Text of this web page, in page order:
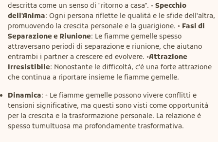
descritta come un senso di "ritorno a casa". ◦ Specchio
dell'Anima: Ogni persona riflette le qualità e le sfide dell'altra,
promuovendo la crescita personale e la guarigione. ◦ Fasi di
Separazione e Riunione: Le fiamme gemelle spesso
attraversano periodi di separazione e riunione, che aiutano
entrambi i partner a crescere ed evolvere. ◦Attrazione
Irresistibile: Nonostante le difficoltà, c'è una forte attrazione
che continua a riportare insieme le fiamme gemelle.
Dinamica: ◦ Le fiamme gemelle possono vivere conflitti e
tensioni significative, ma questi sono visti come opportunità
per la crescita e la trasformazione personale. La relazione è
spesso tumultuosa ma profondamente trasformativa.